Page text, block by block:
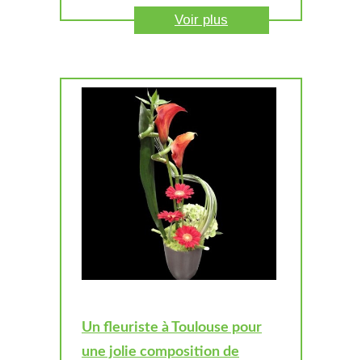
Voir plus
Un fleuriste à Toulouse pour
une jolie composition de